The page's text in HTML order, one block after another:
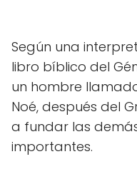
Según una
libro bíblico del
un hombre
Noé, después del
a fundar las
importantes.